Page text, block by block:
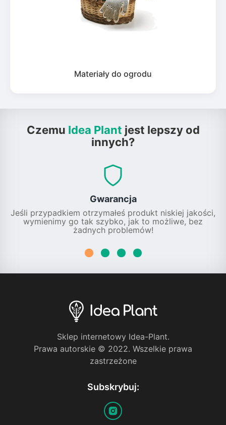
Materiały do ogrodu
Czemu Idea Plant jest lepszy od
innych?
Gwarancja
Jeśli przypadkiem otrzymałeś produkt niskiej jakości,
wymienimy go tak szybko, jak to możliwe, bez
żadnych problemów!
Sklep internetowy Idea-Plant.
Prawa autorskie © 2022. Wszelkie prawa
zastrzeżone
Subskrybuj: